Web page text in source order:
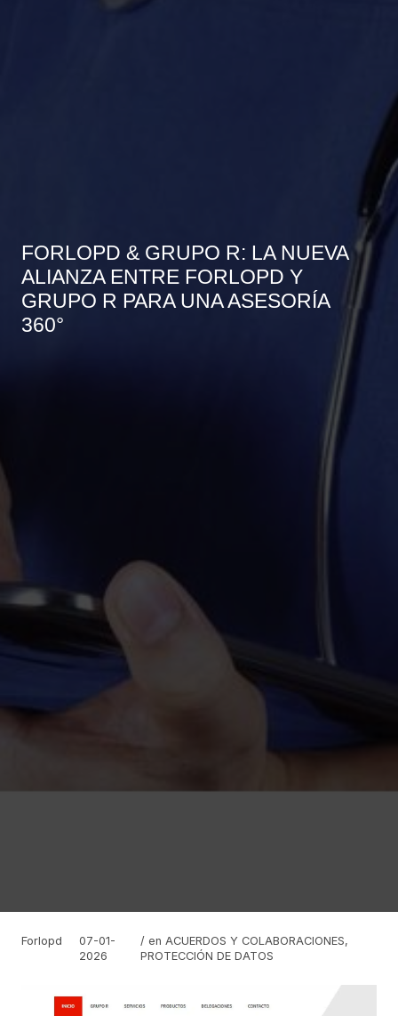
FORLOPD & GRUPO R: LA NUEVA
ALIANZA ENTRE FORLOPD Y
GRUPO R PARA UNA ASESORÍA
360°
Forlopd
07-01-
2026
/ enACUERDOS Y COLABORACIONES,
PROTECCIÓN DE DATOS